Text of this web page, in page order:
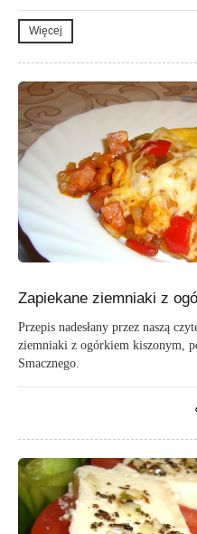
Więcej
Zapiekane ziemniaki z
Przepis nadesłany przez naszą
ziemniaki z ogórkiem kiszonym,
Smacznego.